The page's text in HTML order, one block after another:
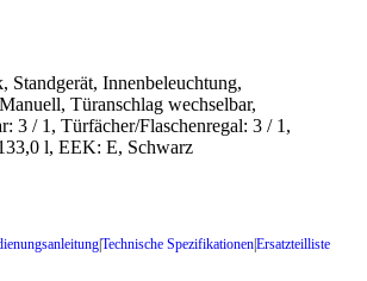
Standgerät, Innenbeleuchtung,
Türanschlag wechselbar,
3 / 1, Türfächer/Flaschenregal: 3 / 1,
l, EEK: E, Schwarz
|Technische Spezifikationen|Ersatzteilliste